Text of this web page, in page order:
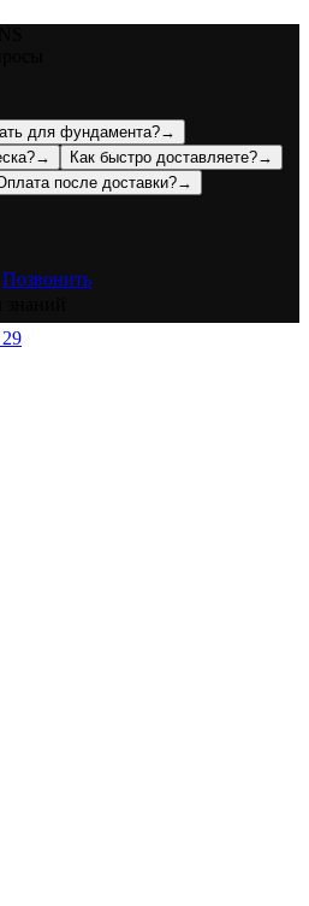
для фундамента?→
→ Как быстро доставляете?→
после доставки?→
Позвонить